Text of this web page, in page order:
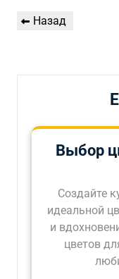
Навигация
Предыдущая
Назад
Выбор
Создайте
идеальной
и
цветов